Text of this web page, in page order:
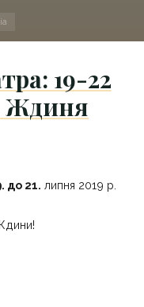
19-22
Ждиня
до 21. липня 2019 р.